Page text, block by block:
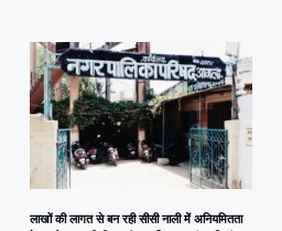
लाखों की लागत से बन रही सीसी नाली में अनियमितता